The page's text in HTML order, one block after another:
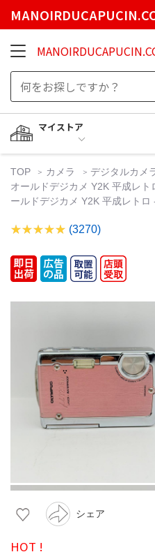
マイストア
TOP カメラ デジタルカメ
オールドデジカメ Y2K 平成レ
ールドデジカメ Y2K 平成レトロ
(3270)
シェア
HOT !